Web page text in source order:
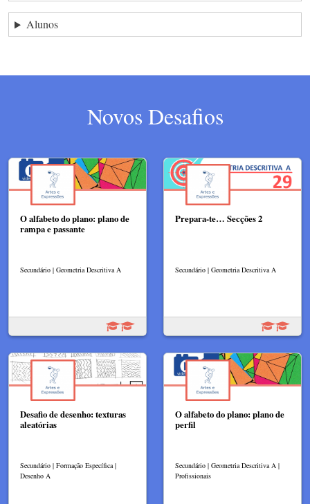
Alunos
Novos Desafios
O alfabeto do plano: plano de
rampa e passante
Secundário | Geometria Descritiva A
Prepara-te… Secções 2
Secundário | Geometria Descritiva A
Desafio de desenho: texturas
aleatórias
Secundário | Formação Específica |
Desenho A
O alfabeto do plano: plano de
perfil
Secundário | Geometria Descritiva A |
Profissionais